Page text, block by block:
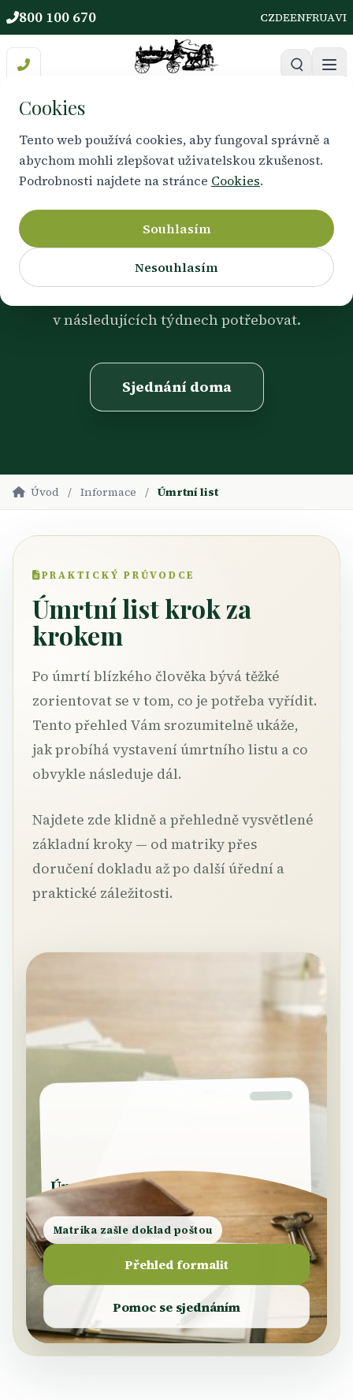
800 100 670 CZDEENFRUAVI
ADMINISTRATIVA PO ÚMRTÍ
Úmrtní list a formality
Základní informace o tom, kdy a jak Vám bude
v následujících týdnech potřebovat.
Sjednání doma
Úvod / Informace / Úmrtní list
PRAKTICKÝ PRŮVODCE
Úmrtní list krok za
krokem
Po úmrtí blízkého člověka bývá těžké
zorientovat se v tom, co je potřeba vyřídit.
Tento přehled Vám srozumitelně ukáže,
jak probíhá vystavení úmrtního listu a co
obvykle následuje dál.
Najdete zde klidně a přehledně vysvětlené
základní kroky — od matriky přes
doručení dokladu až po další úřední a
praktické záležitosti.
DOKLAD
Matrika zašle doklad poštou
Přehled formalit
Pomoc se sjednáním
Cookies
Tento web používá cookies, aby fungoval správně a
abychom mohli zlepšovat uživatelskou zkušenost.
Podrobnosti najdete na stránce Cookies.
Souhlasím
Nesouhlasím